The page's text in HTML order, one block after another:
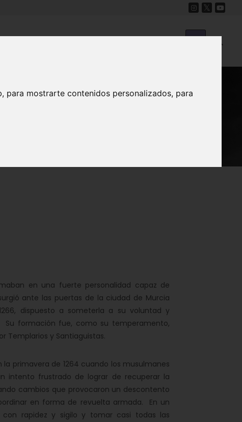
para mostrarte contenidos personalizados, para
en una fuerte personalidad capaz de
ante las puertas de la ciudad de Murcia
dispuesto a someterla a su voluntad y
Su formación fue, como su temperamento,
Templarios y Santiaguistas.
primavera de 1264 cuando los musulmanes
intento frustrado de lograr de recuperar la
cambios que provocaron un descontento
en forma de revuelta armada. En un
rapidez y sigilo y tomar casi todas las